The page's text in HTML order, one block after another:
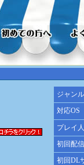
ジャンル
対応OS
プレイ
初回配
初回DL